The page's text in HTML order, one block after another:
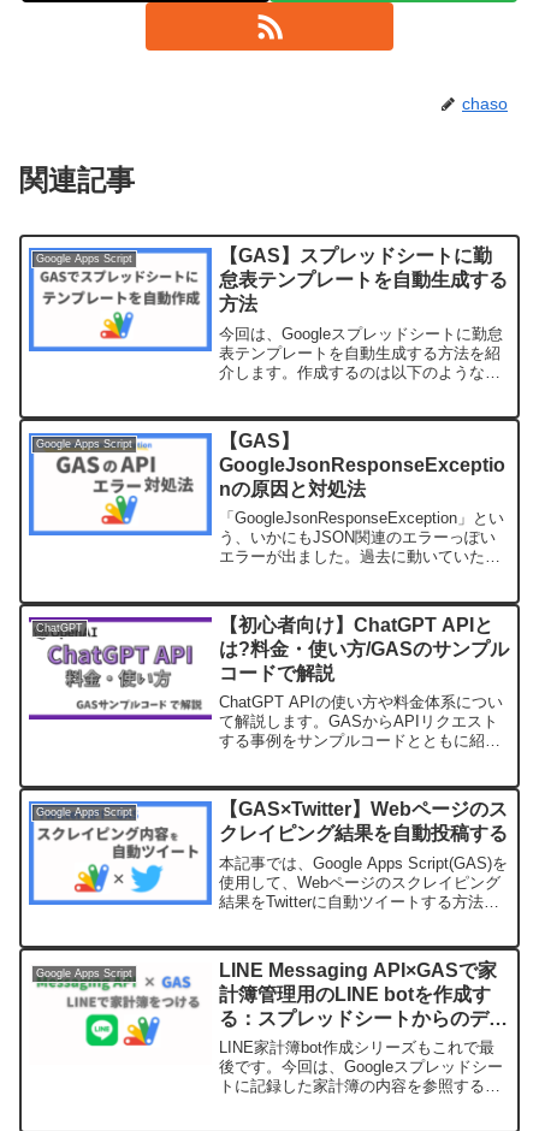
chaso
関連記事
Google Apps Script
【GAS】スプレッドシートに勤
怠表テンプレートを自動生成する
方法
今回は、Googleスプレッドシートに勤怠
表テンプレートを自動生成する方法を紹
介します。作成するのは以下のようなシ
正するのは面倒なのでテンプレート化し
て自動生成できるよ...
Google Apps Script
【GAS】
GoogleJsonResponseExceptio
nの原因と対処法
「GoogleJsonResponseException」とい
う、いかにもJSON関連のエラーっぽい
エラーが出ました。過去に動いていたソ
数だったのでデバッグもで...
ChatGPT
【初心者向け】ChatGPT APIと
は?料金・使い方/GASのサンプル
コードで解説
ChatGPT APIの使い方や料金体系につい
て解説します。GASからAPIリクエスト
する事例をサンプルコードとともに紹介
Google Apps Script
【GAS×Twitter】Webページのス
クレイピング結果を自動投稿する
本記事では、Google Apps Script(GAS)を
使用して、Webページのスクレイピング
結果をTwitterに自動ツイートする方法を
しているんですが、この作業...
Google Apps Script
LINE Messaging API×GASで家
計簿管理用のLINE botを作成す
る：スプレッドシートからのデー
タ参照
LINE家計簿bot作成シリーズもこれで最
後です。今回は、Googleスプレッドシー
トに記録した家計簿の内容を参照する機